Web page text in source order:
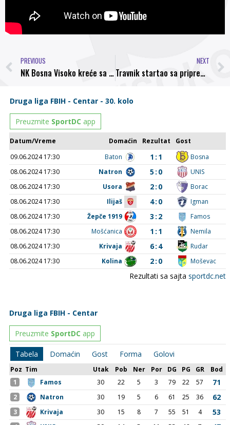
PREVIOUS
NK Bosna Visoko kreće sa pripremama – Prva kontrolna utakmica u subotu protiv Čelika
NEXT
Travnik startao sa pripremama, Hasanhodžić ostaje